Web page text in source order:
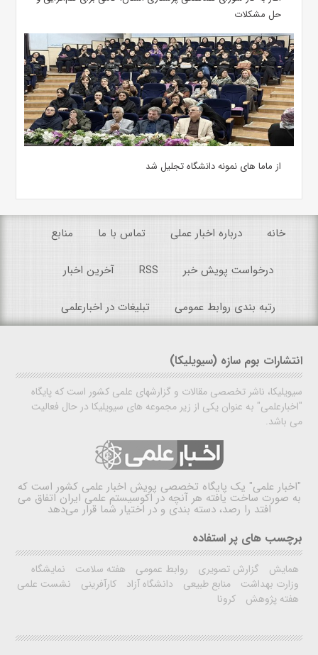
حل مشکلات
از ماما های نمونه دانشگاه تجلیل شد
خانه درباره اخبار عملی تماس با ما منابع
درخواست پویش خبر RSS آخرین اخبار
رتبه بندی روابط عمومی تبلیغات در اخبارعلمی
انتشارات بوم سازه (سیویلیکا)
سیویلیکا، ناشر تخصصی مقالات و گزارشهای علمی کشور است که پایگاه
"اخبارعلمی" به عنوان یکی از زیر مجموعه های سیویلیکا در حال فعالیت
می باشد.
"اخبار علمی" یک پایگاه تخصصی پویش اخبار علمی کشور است که
به صورت ساخت یافته هر آنچه در اکوسیستم علمی ایران اتفاق می
افتد را رصد، دسته بندی و در اختیار شما قرار می‌دهد
برچسب های پر استفاده
همایش گزارش تصویری روابط عمومی هفته سلامت
نمایشگاه
وزارت بهداشت
منابع طبیعی دانشگاه آزاد کارآفرینی
نشست علمی
هفته پژوهش
کرونا